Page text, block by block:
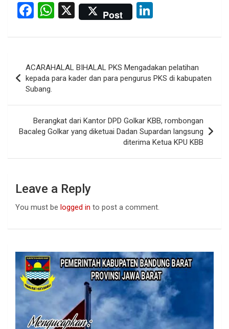
F
ce
b
o
o
k
W
at
s
A
p
X Post
ke
dI
n
navigation
ACARAHALAL BIHALAL PKS Mengadakan pelatihan
kepada para kader dan para pengurus PKS di kabupaten
Subang.
Berangkat dari Kantor DPD Golkar KBB, rombongan
Bacaleg Golkar yang diketuai Dadan Supardan langsung
diterima Ketua KPU KBB
Leave a Reply
You must be logged in to post a comment.